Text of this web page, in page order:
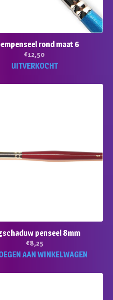
rond maat 6
€12,50
UITVERKOCHT
penseel 8mm
€8,25
AAN WINKELWAGEN